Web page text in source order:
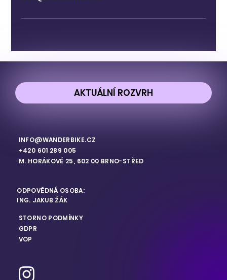
AKTUÁLNÍ ROZVRH
INFO@WANDERBIKE.CZ
+420 601 289 005
M. HORÁKOVÉ 25, 602 00 BRNO-STŘED
ODPOVĚDNÁ OSOBA:
ING. JAKUB ŽÁK
STORNO PODMÍNKY
GDPR
VOP